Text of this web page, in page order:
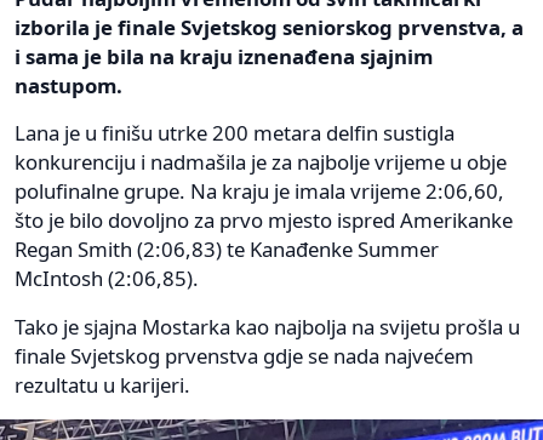
izborila je finale Svjetskog seniorskog prvenstva, a
i sama je bila na kraju iznenađena sjajnim
nastupom.
Lana je u finišu utrke 200 metara delfin sustigla
konkurenciju i nadmašila je za najbolje vrijeme u obje
polufinalne grupe. Na kraju je imala vrijeme 2:06,60,
što je bilo dovoljno za prvo mjesto ispred Amerikanke
Regan Smith (2:06,83) te Kanađenke Summer
McIntosh (2:06,85).
Tako je sjajna Mostarka kao najbolja na svijetu prošla u
finale Svjetskog prvenstva gdje se nada najvećem
rezultatu u karijeri.